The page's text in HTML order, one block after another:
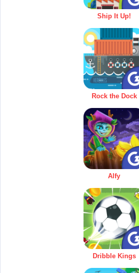
Ship It Up!
Rock the Dock
Alfy
Dribble Kings